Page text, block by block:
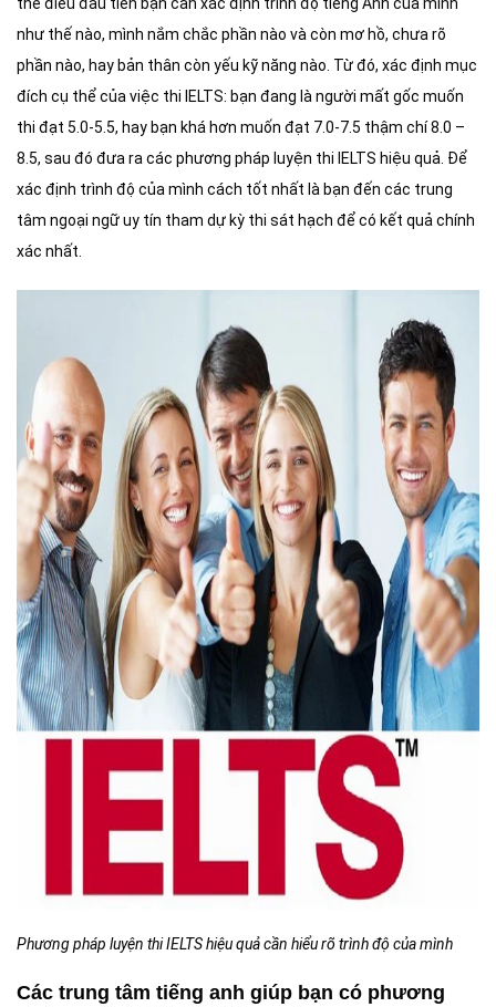
như thế nào, mình nắm chắc phần nào và còn mơ hồ, chưa rõ
phần nào, hay bản thân còn yếu kỹ năng nào. Từ đó, xác định mục
đích cụ thể của việc thi IELTS: bạn đang là người mất gốc muốn
thi đạt 5.0-5.5, hay bạn khá hơn muốn đạt 7.0-7.5 thậm chí 8.0 –
8.5, sau đó đưa ra các phương pháp luyện thi IELTS hiệu quả. Để
xác định trình độ của mình cách tốt nhất là bạn đến các trung
tâm ngoại ngữ uy tín tham dự kỳ thi sát hạch để có kết quả chính
xác nhất.
Phương pháp luyện thi IELTS hiệu quả cần hiểu rõ trình độ của mình
Các trung tâm tiếng anh giúp bạn có phương